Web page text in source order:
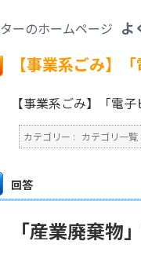
よ
【事業系ごみ】
【事業系ごみ】「電
カテゴリー : カテゴリ一覧
回答
「産業廃棄物